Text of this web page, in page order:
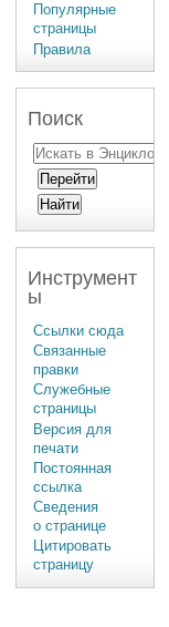
Популярные
страницы
Правила
Поиск
Инструмент
ы
Ссылки сюда
Связанные
правки
Служебные
страницы
Версия для
печати
Постоянная
ссылка
Сведения
о странице
Цитировать
страницу